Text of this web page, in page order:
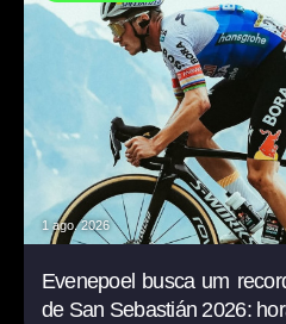
1 ago. 2026
Evenepoel busca um
de San Sebastián 2026: